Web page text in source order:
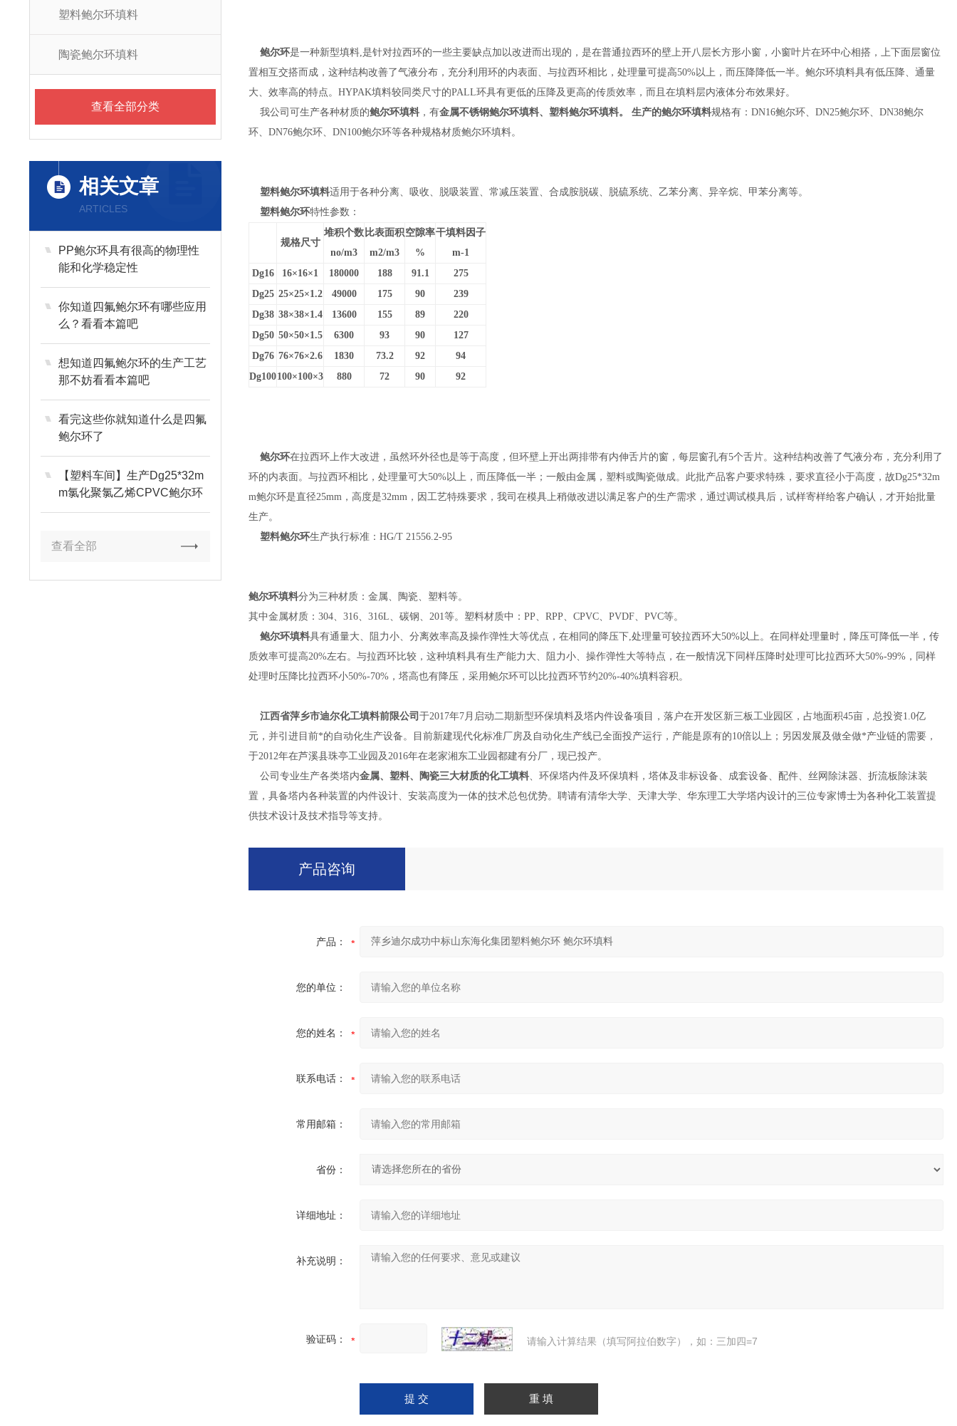
塑料鲍尔环填料
陶瓷鲍尔环填料
查看全部分类
相关文章
ARTICLES
PP鲍尔环具有很高的物理性
能和化学稳定性
你知道四氟鲍尔环有哪些应用
么？看看本篇吧
想知道四氟鲍尔环的生产工艺
那不妨看看本篇吧
看完这些你就知道什么是四氟
鲍尔环了
【塑料车间】生产Dg25*32m
m氯化聚氯乙烯CPVC鲍尔环
查看全部
鲍尔环是一种新型填料,是针对拉西环的一些主要缺点加以改进而出现的，是在普通拉西环的壁上开八层长方形小窗，小窗叶片在环中心相搭，上下面层窗位
置相互交搭而成，这种结构改善了气液分布，充分利用环的内表面、与拉西环相比，处理量可提高50%以上，而压降降低一半。鲍尔环填料具有低压降、通量
大、效率高的特点。HYPAK填料较同类尺寸的PALL环具有更低的压降及更高的传质效率，而且在填料层内液体分布效果好。
我公司可生产各种材质的鲍尔环填料 ，有金属不锈钢鲍尔环填料、塑料鲍尔环填料。 生产的鲍尔环填料规格有：DN16鲍尔环、DN25鲍尔环、DN38鲍尔
环、DN76鲍尔环、DN100鲍尔环等各种规格材质鲍尔环填料。
塑料鲍尔环填料适用于各种分离、吸收、脱吸装置、常减压装置、合成胺脱碳、脱硫系统、乙苯分离、异辛烷、甲苯分离等。
塑料鲍尔环特性参数：
规格尺寸
堆积个数
no/m3
比表面积
m2/m3
空隙率
%
干填料因子
m-1
Dg16
16×16×1 180000 188 91.1
275
Dg25 25×25×1.2 49000 175 90
239
Dg38 38×38×1.4 13600 155 89
220
Dg50 50×50×1.5 6300 93 90
127
Dg76 76×76×2.6 1830 73.2 92
94
Dg100100×100×3 880 72 90 92
鲍尔环在拉西环上作大改进，虽然环外径也是等于高度，但环壁上开出两排带有内伸舌片的窗，每层窗孔有5个舌片。这种结构改善了气液分布，充分利用了
环的内表面。与拉西环相比，处理量可大50%以上，而压降低一半；一般由金属，塑料或陶瓷做成。此批产品客户要求特殊，要求直径小于高度，故Dg25*32m
m鲍尔环是直径25mm，高度是32mm，因工艺特殊要求，我司在模具上稍做改进以满足客户的生产需求，通过调试模具后，试样寄样给客户确认，才开始批量
生产。
塑料鲍尔环生产执行标准：HG/T 21556.2-95
鲍尔环填料分为三种材质：金属、陶瓷、塑料等。
其中金属材质：304、316、316L、碳钢、201等。塑料材质中：PP、RPP、CPVC、PVDF、PVC等。
鲍尔环填料具有通量大、阻力小、分离效率高及操作弹性大等优点，在相同的降压下,处理量可较拉西环大50%以上。在同样处理量时，降压可降低一半，传
质效率可提高20%左右。与拉西环比较，这种填料具有生产能力大、阻力小、操作弹性大等特点，在一般情况下同样压降时处理可比拉西环大50%-99%，同样
处理时压降比拉西环小50%-70%，塔高也有降压，采用鲍尔环可以比拉西环节约20%-40%填料容积。
江西省萍乡市迪尔化工填料前限公司于2017年7月启动二期新型环保填料及塔内件设备项目，落户在开发区新三板工业园区，占地面积45亩，总投资1.0亿
元，并引进目前*的自动化生产设备。目前新建现代化标准厂房及自动化生产线已全面投产运行，产能是原有的10倍以上；另因发展及做全做*产业链的需要，
于2012年在芦溪县珠亭工业园及2016年在老家湘东工业园都建有分厂，现已投产。
公司专业生产各类塔内金属、塑料、陶瓷三大材质的化工填料、环保塔内件及环保填料，塔体及非标设备、成套设备、配件、丝网除沫器、折流板除沫装
置，具备塔内各种装置的内件设计、安装高度为一体的技术总包优势。聘请有清华大学、天津大学、华东理工大学塔内设计的三位专家博士为各种化工装置提
供技术设计及技术指导等支持。
产品咨询
产品：
您的单位：
您的姓名：
联系电话：
常用邮箱：
省份：
详细地址：
补充说明：
验证码： 请输入计算结果（填写阿拉伯数字），如：三加四=7